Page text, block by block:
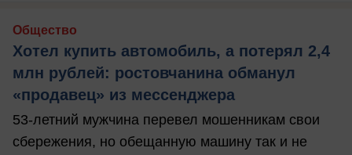
Общество
Хотел купить автомобиль, а потерял 2,4
млн рублей: ростовчанина обманул
«продавец» из мессенджера
53-летний мужчина перевел мошенникам свои
сбережения, но обещанную машину так и не